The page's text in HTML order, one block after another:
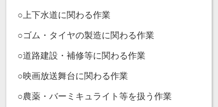
○上下水道に関わる作業
○ゴム・タイヤの製造に関わる作業
○道路建設・補修等に関わる作業
○映画放送舞台に関わる作業
○農薬・バーミキュライト等を扱う作業